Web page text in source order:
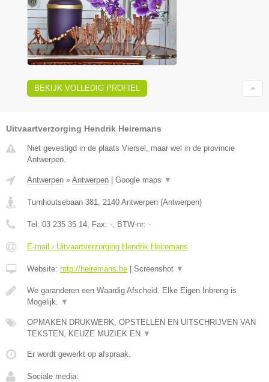
BEKIJK VOLLEDIG PROFIEL
Uitvaartverzorging Hendrik Heiremans
Niet gevestigd in de plaats Viersel, maar wel in de provincie
Antwerpen.
Antwerpen » Antwerpen Google maps ▼
Turnhoutsebaan 381, 2140 Antwerpen (Antwerpen)
Tel: 03 235 35 14, Fax: -, BTW-nr: -
E-mail › Uitvaartverzorging Hendrik Heiremans
Website: http://heiremans.be Screenshot ▼
We garanderen een Waardig Afscheid. Elke Eigen Inbreng is
Mogelijk. ▼
OPMAKEN DRUKWERK, OPSTELLEN EN UITSCHRIJVEN VAN
TEKSTEN, KEUZE MUZIEK EN ▼
Er wordt gewerkt op afspraak.
Sociale media: